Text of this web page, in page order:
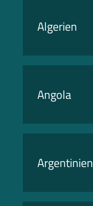
Algerien
Angola
Argentinien